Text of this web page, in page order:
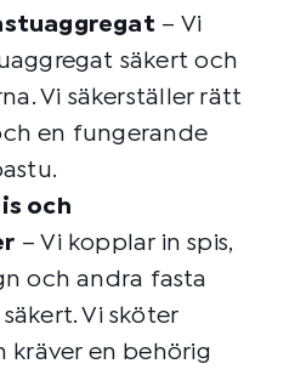
– Vi
säkert och
Vi säkerställer rätt
en fungerande
och
– Vi kopplar in spis,
och andra fasta
Vi sköter
kräver en behörig